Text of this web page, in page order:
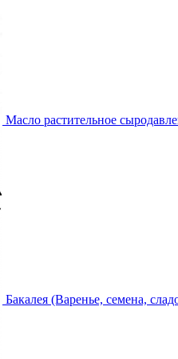
Масло растительное
Бакалея (Варенье, семена,